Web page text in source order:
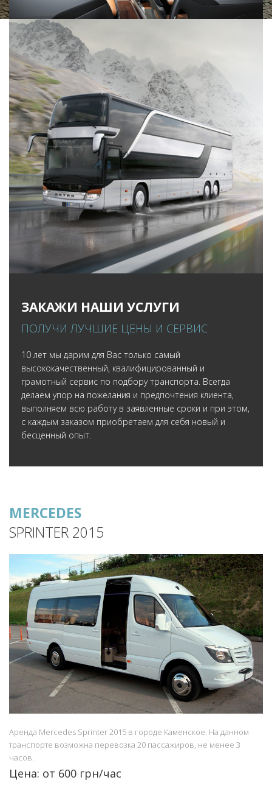
ЗАКАЖИ НАШИ УСЛУГИ
ПОЛУЧИ ЛУЧШИЕ ЦЕНЫ И СЕРВИС
10 лет мы дарим для Вас только самый
высококачественный, квалифицированный и
грамотный сервис по подбору транспорта. Всегда
делаем упор на пожелания и предпочтения клиента,
выполняем всю работу в заявленные сроки и при этом,
с каждым заказом приобретаем для себя новый и
бесценный опыт.
MERCEDES
SPRINTER 2015
Аренда Mercedes Sprinter 2015 в городе Каменское. На данном
транспорте возможна перевозка 20 пассажиров, не менее 3
часов.
Цена: от 600 грн/час